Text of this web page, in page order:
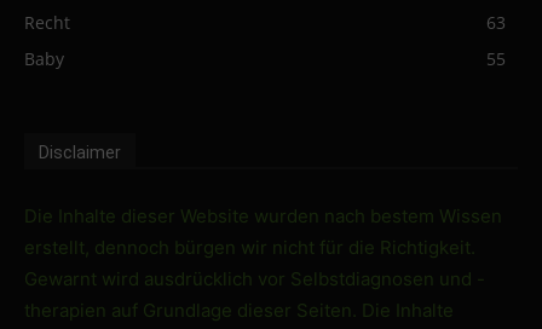
Recht
63
Baby
55
Disclaimer
Die Inhalte dieser Website wurden nach bestem Wissen
erstellt, dennoch bürgen wir nicht für die Richtigkeit.
Gewarnt wird ausdrücklich vor Selbstdiagnosen und -
therapien auf Grundlage dieser Seiten. Die Inhalte